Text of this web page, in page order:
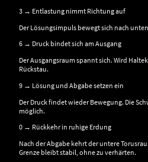
3 → Entlastung nimmt Richtung auf
Der Lösungsimpuls bewegt sich nach
6 → Druck bindet sich am Ausgang
Der Ausgangsraum spannt sich. Wird
Rückstau.
9 → Lösung und Abgabe setzen ein
Der Druck findet wieder Bewegung. Die
möglich.
0 → Rückkehr in ruhige Erdung
Nach der Abgabe kehrt der untere
Grenze bleibt stabil, ohne zu verhärten.